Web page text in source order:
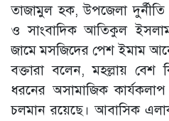
তাজামুল হক, উপজেলা
ও সাংবাদিক আতিকুল
জামে মসজিদের পেশ ইমাম
বক্তারা বলেন, মহল্লায় বেশ
ধরনের অসামাজিক
চলমান রয়েছে। আবাসিক